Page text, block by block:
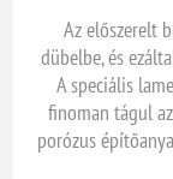
Az előszerelt
dübelbe, és
A speciális
finoman tágul
porózus